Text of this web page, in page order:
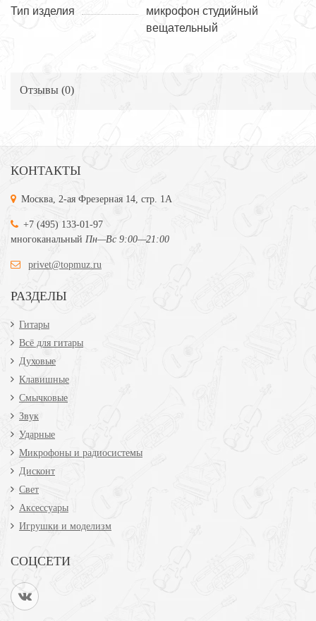
Тип изделия
микрофон студийный
вещательный
Отзывы (0)
КОНТАКТЫ
Москва, 2-ая Фрезерная 14, стр. 1А
+7 (495) 133-01-97
многоканальный Пн—Вс 9:00—21:00
privet@topmuz.ru
РАЗДЕЛЫ
Гитары
Всё для гитары
Духовые
Клавишные
Смычковые
Звук
Ударные
Микрофоны и радиосистемы
Дисконт
Свет
Аксессуары
Игрушки и моделизм
СОЦСЕТИ